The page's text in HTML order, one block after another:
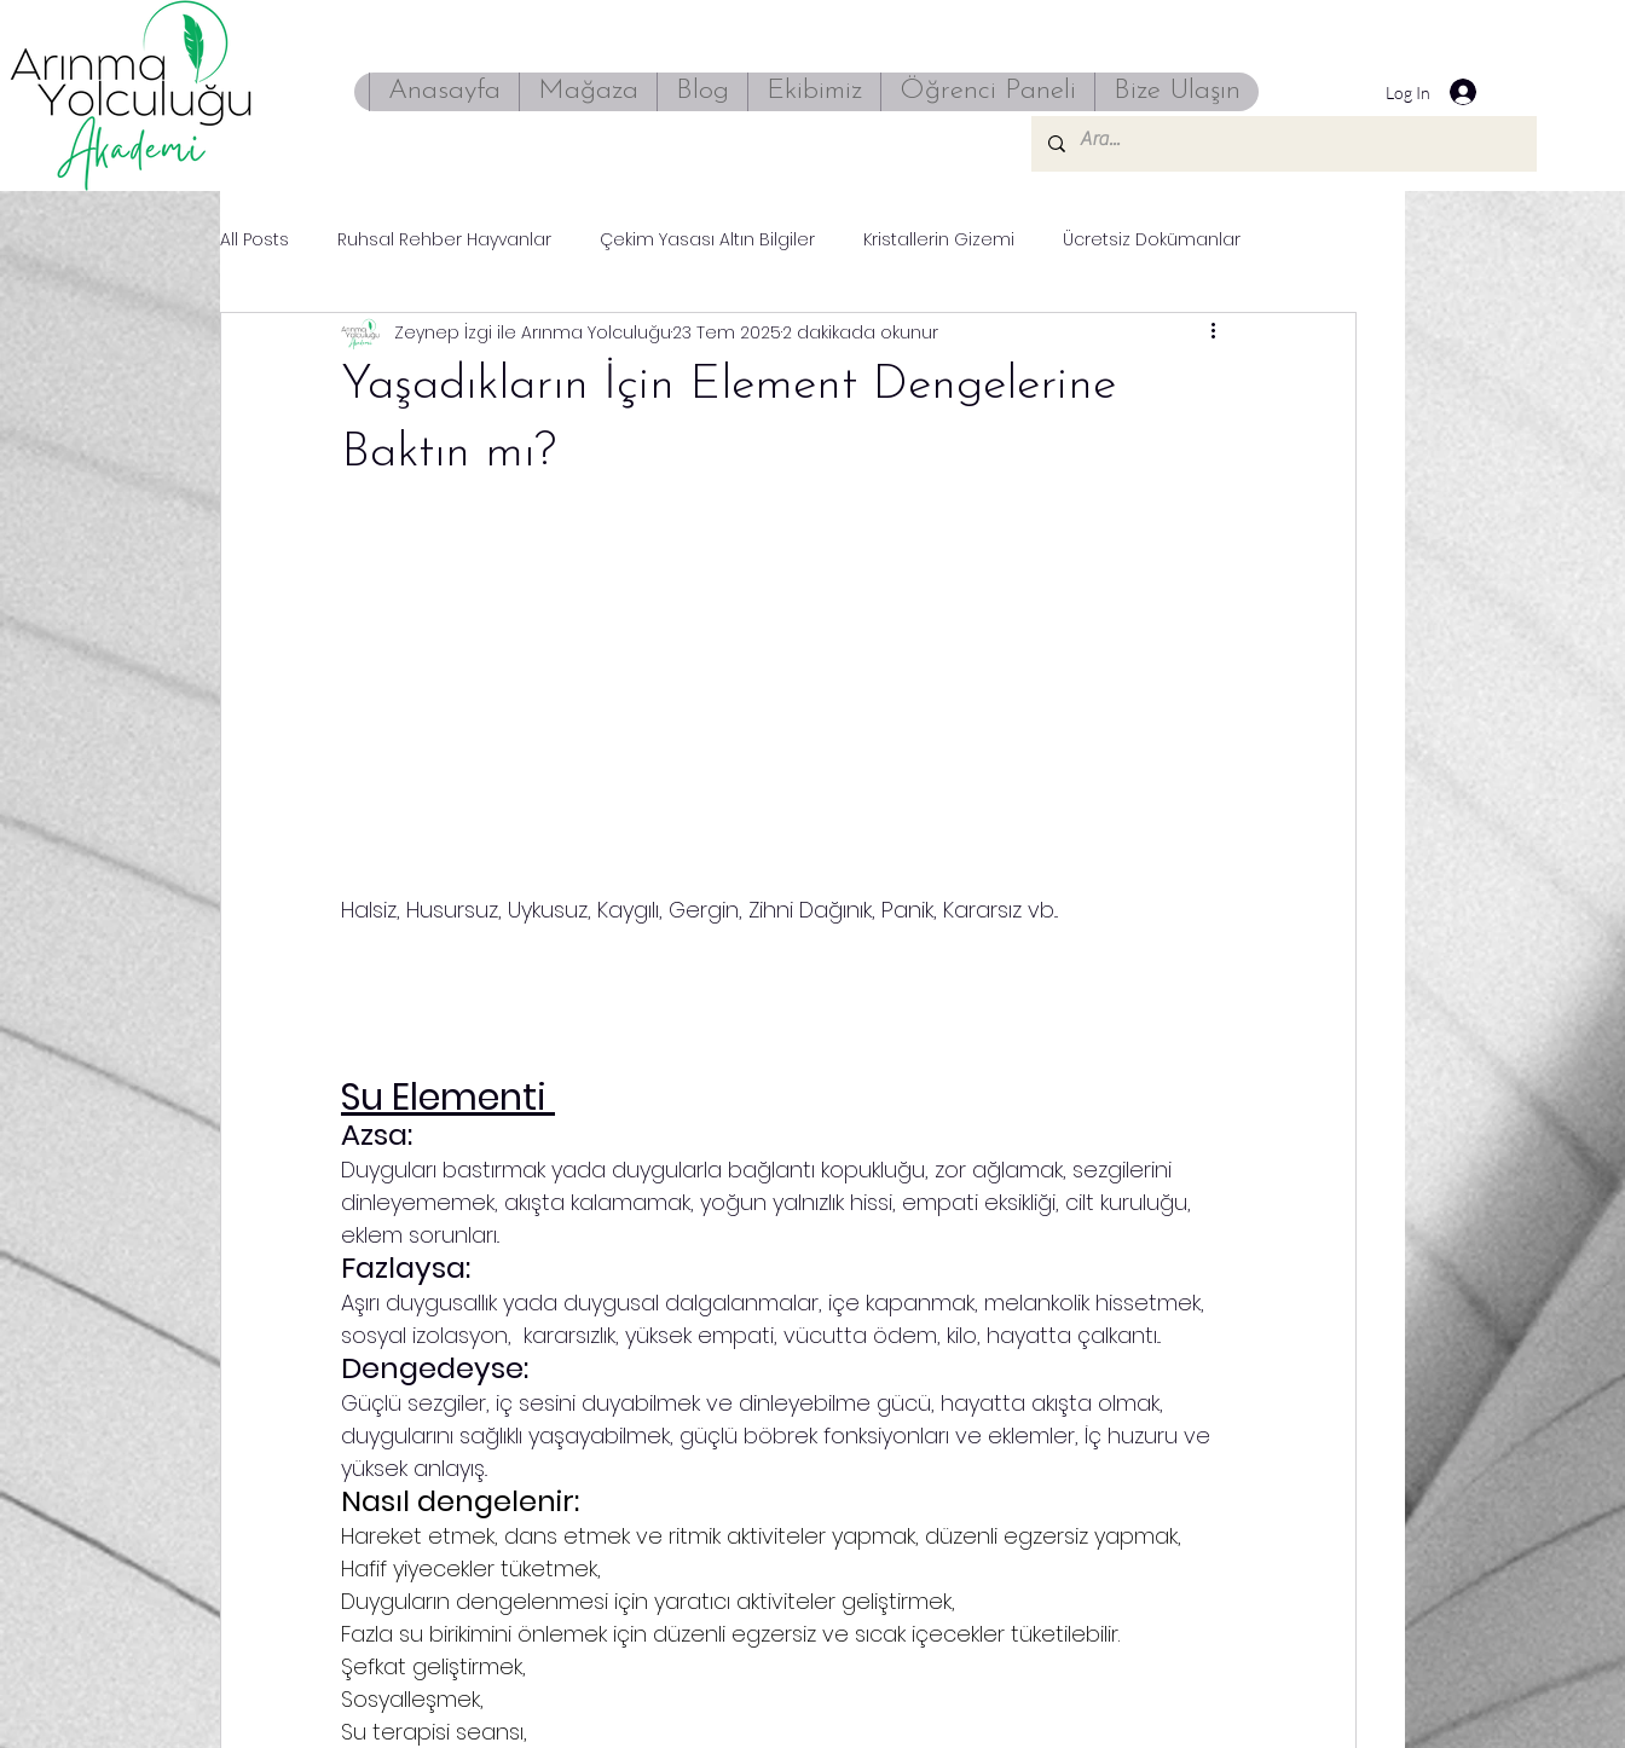
Anasayfa Mağaza Blog Ekibimiz Öğrenci Paneli Bize Ulaşın Log In
All Posts Ruhsal Rehber Hayvanlar Çekim Yasası Altın Bilgiler Kristallerin Gizemi Ücretsiz Dokümanlar
Enerji Çalışmaları
Yaşadıkların İçin Element Dengelerine
Baktın mı?
Zeynep İzgi ile Arınma Yolculuğu23 Tem 20252 dakikada okunur
Halsiz, Husursuz, Uykusuz, Kaygılı, Gergin, Zihni Dağınık, Panik, Kararsız vb...
Su Elementi
Azsa:
Duyguları bastırmak yada duygularla bağlantı kopukluğu, zor ağlamak, sezgilerini
dinleyememek, akışta kalamamak, yoğun yalnızlık hissi, empati eksikliği, cilt kuruluğu,
eklem sorunları..
Fazlaysa:
Aşırı duygusallık yada duygusal dalgalanmalar, içe kapanmak, melankolik hissetmek,
sosyal izolasyon,  kararsızlık, yüksek empati, vücutta ödem, kilo, hayatta çalkantı...
Dengedeyse:
Güçlü sezgiler, iç sesini duyabilmek ve dinleyebilme gücü, hayatta akışta olmak,
duygularını sağlıklı yaşayabilmek, güçlü böbrek fonksiyonları ve eklemler, İç huzuru ve
yüksek anlayış..
Nasıl dengelenir:
Hareket etmek, dans etmek ve ritmik aktiviteler yapmak, düzenli egzersiz yapmak,
Hafif yiyecekler tüketmek,
Duyguların dengelenmesi için yaratıcı aktiviteler geliştirmek,
Fazla su birikimini önlemek için düzenli egzersiz ve sıcak içecekler tüketilebilir.
Şefkat geliştirmek,
Sosyalleşmek,
Su terapisi seansı,